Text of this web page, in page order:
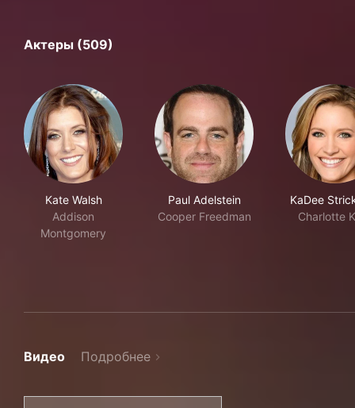
Актеры (509)
Kate Walsh
Addison
Montgomery
Paul Adelstein
Cooper Freedman
KaDee
Charlotte
Видео Подробнее